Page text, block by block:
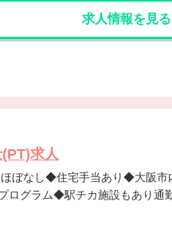
求人情報を見る
求人
ログラム◆駅チカ施設もあり通